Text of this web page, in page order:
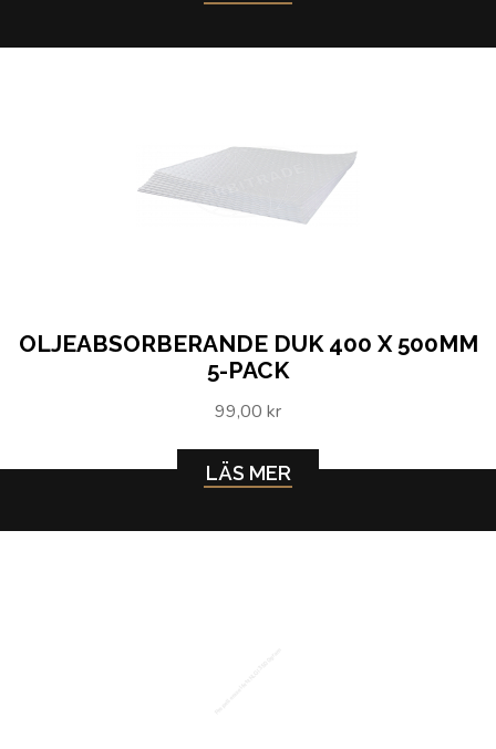
OLJEABSORBERANDE DUK 400 X 500MM
5-PACK
99,00 kr
LÄS MER